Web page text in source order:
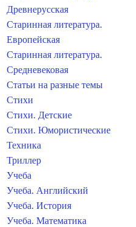
Древнерусская
Старинная литература.
Европейская
Старинная литература.
Средневековая
Статьи на разные темы
Стихи
Стихи. Детские
Стихи. Юмористические
Техника
Триллер
Учеба
Учеба. Английский
Учеба. История
Учеба. Математика